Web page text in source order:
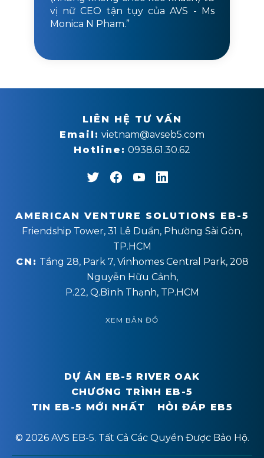
vị nữ CEO tận tụy của AVS - Ms
Monica N Pham.”
LIÊN HỆ TƯ VẤN
Email: vietnam@avseb5.com
Hotline: 0938.61.30.62
AMERICAN VENTURE SOLUTIONS EB-5
Friendship Tower, 31 Lê Duẩn, Phường Sài Gòn,
TP.HCM
CN: Tầng 28, Park 7, Vinhomes Central Park, 208
Nguyễn Hữu Cảnh,
P.22, Q.Bình Thạnh, TP.HCM
XEM BẢN ĐỒ
DỰ ÁN EB-5 RIVER OAK
CHƯƠNG TRÌNH EB-5
TIN EB-5 MỚI NHẤT
HỎI ĐÁP EB5
© 2026 AVS EB-5. Tất Cả Các Quyền Được Bảo Hộ.